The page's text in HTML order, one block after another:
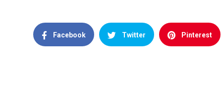
Facebook Twitter Pinterest